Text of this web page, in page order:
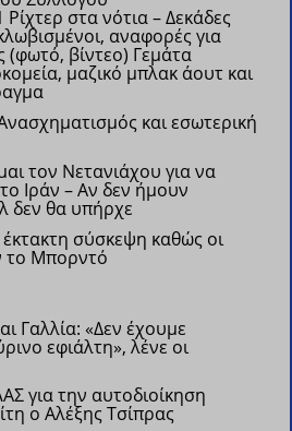
Ρίχτερ στα νότια – Δεκάδες
αναφορές για
(φωτό, βίντεο) Γεμάτα
μαζικό μπλακ άουτ και
και εσωτερική
τον Νετανιάχου για να
Ιράν – Αν δεν ήμουν
δεν θα υπήρχε
σύσκεψη καθώς οι
το Μπορντό
Γαλλία: «Δεν έχουμε
εφιάλτη», λένε οι
για την αυτοδιοίκηση
ο Αλέξης Τσίπρας